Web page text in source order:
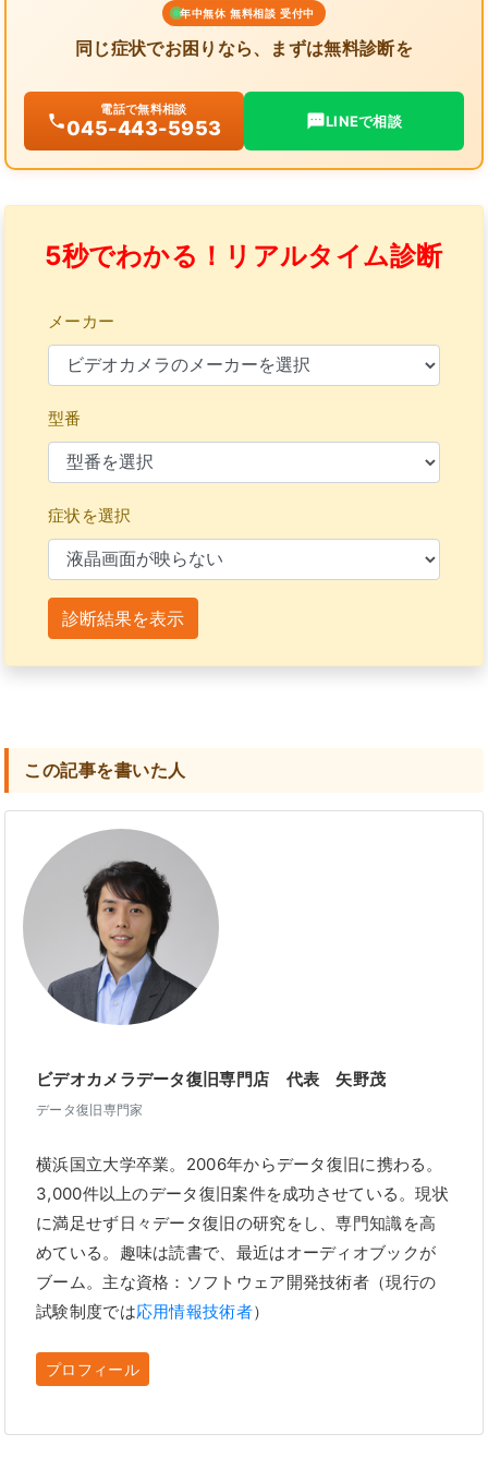
年中無休 無料相談 受付中
同じ症状でお困りなら、まずは無料診断を
電話で無料相談
045-443-5953 LINEで相談
5秒でわかる！リアルタイム診断
メーカー
型番
症状を選択
診断結果を表示
この記事を書いた人
ビデオカメラデータ復旧専門店 代表 矢野茂
データ復旧専門家
横浜国立大学卒業。2006年からデータ復旧に携わる。
3,000件以上のデータ復旧案件を成功させている。現状
に満足せず日々データ復旧の研究をし、専門知識を高
めている。趣味は読書で、最近はオーディオブックが
ブーム。主な資格：ソフトウェア開発技術者（現行の
試験制度では応用情報技術者）
プロフィール